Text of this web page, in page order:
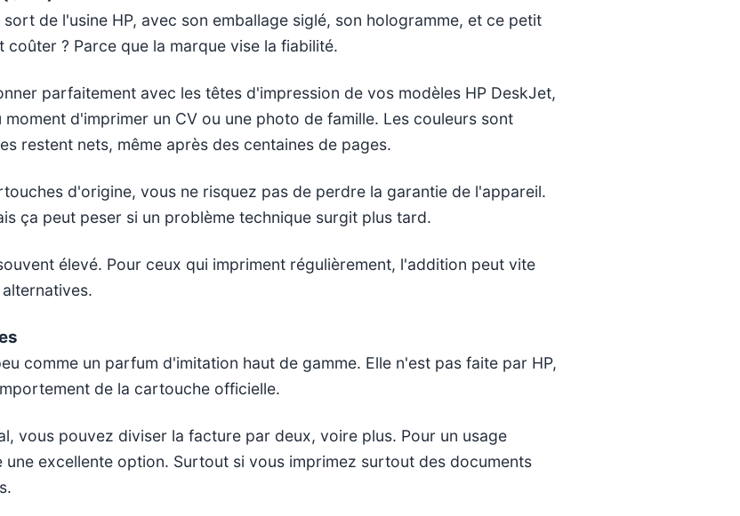
de l'usine HP, avec son emballage siglé, son hologramme, et ce petit
? Parce que la marque vise la fiabilité.
parfaitement avec les têtes d'impression de vos modèles HP DeskJet,
d'imprimer un CV ou une photo de famille. Les couleurs sont
restent nets, même après des centaines de pages.
d'origine, vous ne risquez pas de perdre la garantie de l'appareil.
ça peut peser si un problème technique surgit plus tard.
élevé. Pour ceux qui impriment régulièrement, l'addition peut vite
comme un parfum d'imitation haut de gamme. Elle n'est pas faite par HP,
de la cartouche officielle.
vous pouvez diviser la facture par deux, voire plus. Pour un usage
excellente option. Surtout si vous imprimez surtout des documents